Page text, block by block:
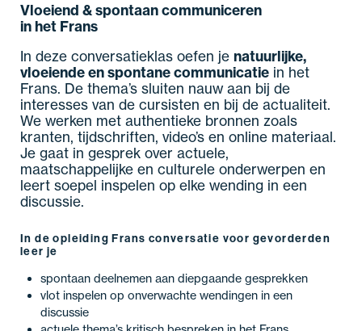
Vloeiend & spontaan communiceren
inhet Frans
In deze conversatieklas oefen je natuurlijke,
vloeiende en spontane communicatie in het
Frans. De thema’s sluiten nauw aan bij de
interesses van de cursisten en bij de actualiteit.
We werken met authentieke bronnen zoals
kranten, tijdschriften, video’s en online materiaal.
Je gaat in gesprek over actuele,
maatschappelijke en culturele onderwerpen en
leert soepel inspelen op elke wending in een
discussie.
In de opleiding Frans conversatie voor gevorderden
leer je
spontaan deelnemen aan diepgaande gesprekken
vlot inspelen op onverwachte wendingen in een
discussie